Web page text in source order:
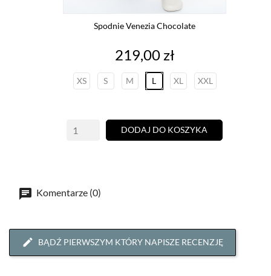
Spodnie Venezia Chocolate
Cena
219,00 zł
XS S M L XL XXL
DODAJ DO KOSZYKA
Komentarze (0)
BĄDŹ PIERWSZYM KTÓRY NAPISZE RECENZJĘ